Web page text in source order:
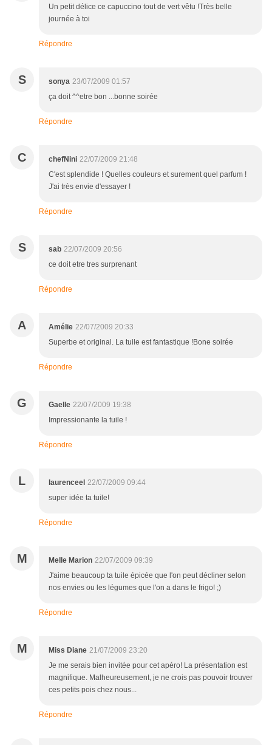
Un petit délice ce capuccino tout de vert vêtu !Très belle
journée à toi
Répondre
S sonya 23/07/2009 01:57
ça doit ^^etre bon ...bonne soirée
Répondre
C chefNini 22/07/2009 21:48
C'est splendide ! Quelles couleurs et surement quel parfum !
J'ai très envie d'essayer !
Répondre
S sab 22/07/2009 20:56
ce doit etre tres surprenant
Répondre
A Amélie 22/07/2009 20:33
Superbe et original. La tuile est fantastique !Bone soirée
Répondre
G Gaelle 22/07/2009 19:38
Impressionante la tuile !
Répondre
L laurenceel 22/07/2009 09:44
super idée ta tuile!
Répondre
M Melle Marion 22/07/2009 09:39
J'aime beaucoup ta tuile épicée que l'on peut décliner selon
nos envies ou les légumes que l'on a dans le frigo! ;)
Répondre
M Miss Diane 21/07/2009 23:20
Je me serais bien invitée pour cet apéro! La présentation est
magnifique. Malheureusement, je ne crois pas pouvoir trouver
ces petits pois chez nous...
Répondre